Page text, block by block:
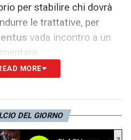
per stabilire chi dovrà
le trattative, per
vada incontro a un
MORE
DEL GIORNO